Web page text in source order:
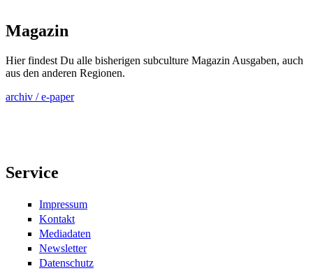
Magazin
Hier findest Du alle bisherigen subculture Magazin Ausgaben, auch
aus den anderen Regionen.
archiv / e-paper
Service
Impressum
Kontakt
Mediadaten
Newsletter
Datenschutz